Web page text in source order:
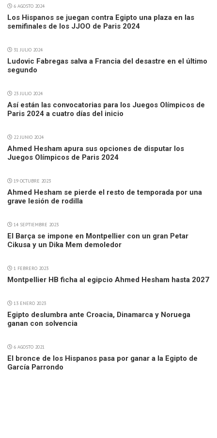
6 AGOSTO 2024
Los Hispanos se juegan contra Egipto una plaza en las
semifinales de los JJOO de Paris 2024
31 JULIO 2024
Ludovic Fabregas salva a Francia del desastre en el último
segundo
23 JULIO 2024
Así están las convocatorias para los Juegos Olímpicos de
Paris 2024 a cuatro días del inicio
22 JUNIO 2024
Ahmed Hesham apura sus opciones de disputar los
Juegos Olímpicos de Paris 2024
19 OCTUBRE 2023
Ahmed Hesham se pierde el resto de temporada por una
grave lesión de rodilla
14 SEPTIEMBRE 2023
El Barça se impone en Montpellier con un gran Petar
Cikusa y un Dika Mem demoledor
1 FEBRERO 2023
Montpellier HB ficha al egipcio Ahmed Hesham hasta 2027
13 ENERO 2023
Egipto deslumbra ante Croacia, Dinamarca y Noruega
ganan con solvencia
6 AGOSTO 2021
El bronce de los Hispanos pasa por ganar a la Egipto de
García Parrondo